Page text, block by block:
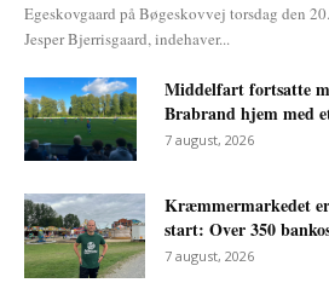
Egeskovgaard på Bøgeskovvej torsdag den
Jesper Bjerrisgaard, indehaver...
Middelfart fortsatte
Brabrand hjem med
7 august, 2026
Kræmmermarkedet
start: Over 350
7 august, 2026